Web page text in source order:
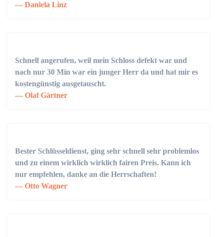
Daniela Linz
Schnell angerufen, weil mein Schloss defekt war und
nach nur 30 Min war ein junger Herr da und hat mir es
kostengünstig ausgetauscht.
Olaf Gärtner
Bester Schlüsseldienst, ging sehr schnell sehr problemlos
und zu einem wirklich wirklich fairen Preis. Kann ich
nur empfehlen, danke an die Herrschaften!
Otto Wagner